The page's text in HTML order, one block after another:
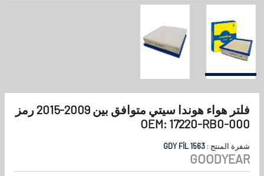
فلتر هواء هوندا سيتي متوافق بين 2009-2015 رمز
OEM: 17220-RB0-000
شفرة المنتج : GDY FİL 1563
GOODYEAR